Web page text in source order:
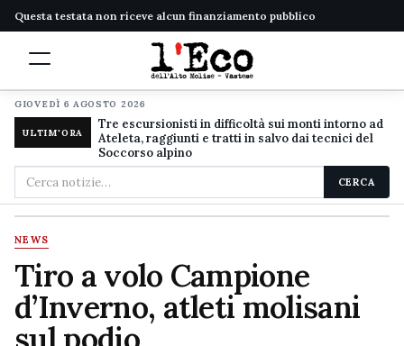
Questa testata non riceve alcun finanziamento pubblico
GIOVEDÌ 6 AGOSTO 2026
ULTIM'ORA
Tre escursionisti in difficoltà sui monti intorno ad
Ateleta, raggiunti e tratti in salvo dai tecnici del
Soccorso alpino
Cerca
nel
sito
CERCA
NEWS
Tiro a volo Campione
d’Inverno, atleti molisani